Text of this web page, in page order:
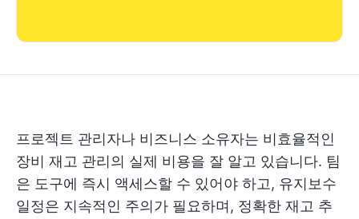
프로젝트 관리자나 비즈니스 소유자는 비효율적인
장비 재고 관리의 실제 비용을 잘 알고 있습니다. 팀
은 도구에 즉시 액세스할 수 있어야 하고, 유지보수
일정은 지속적인 주의가 필요하며, 정확한 재고 추